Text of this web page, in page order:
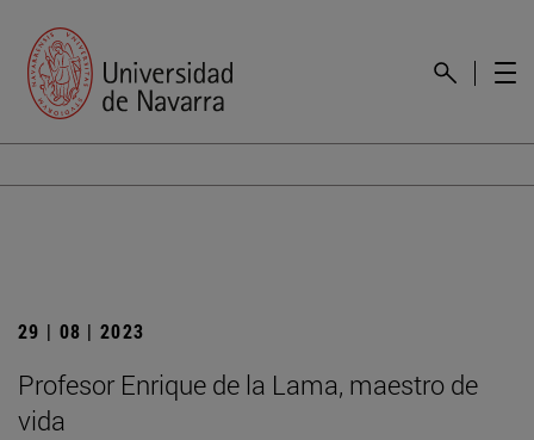
29 | 08 | 2023
Profesor Enrique de la Lama, maestro de
vida